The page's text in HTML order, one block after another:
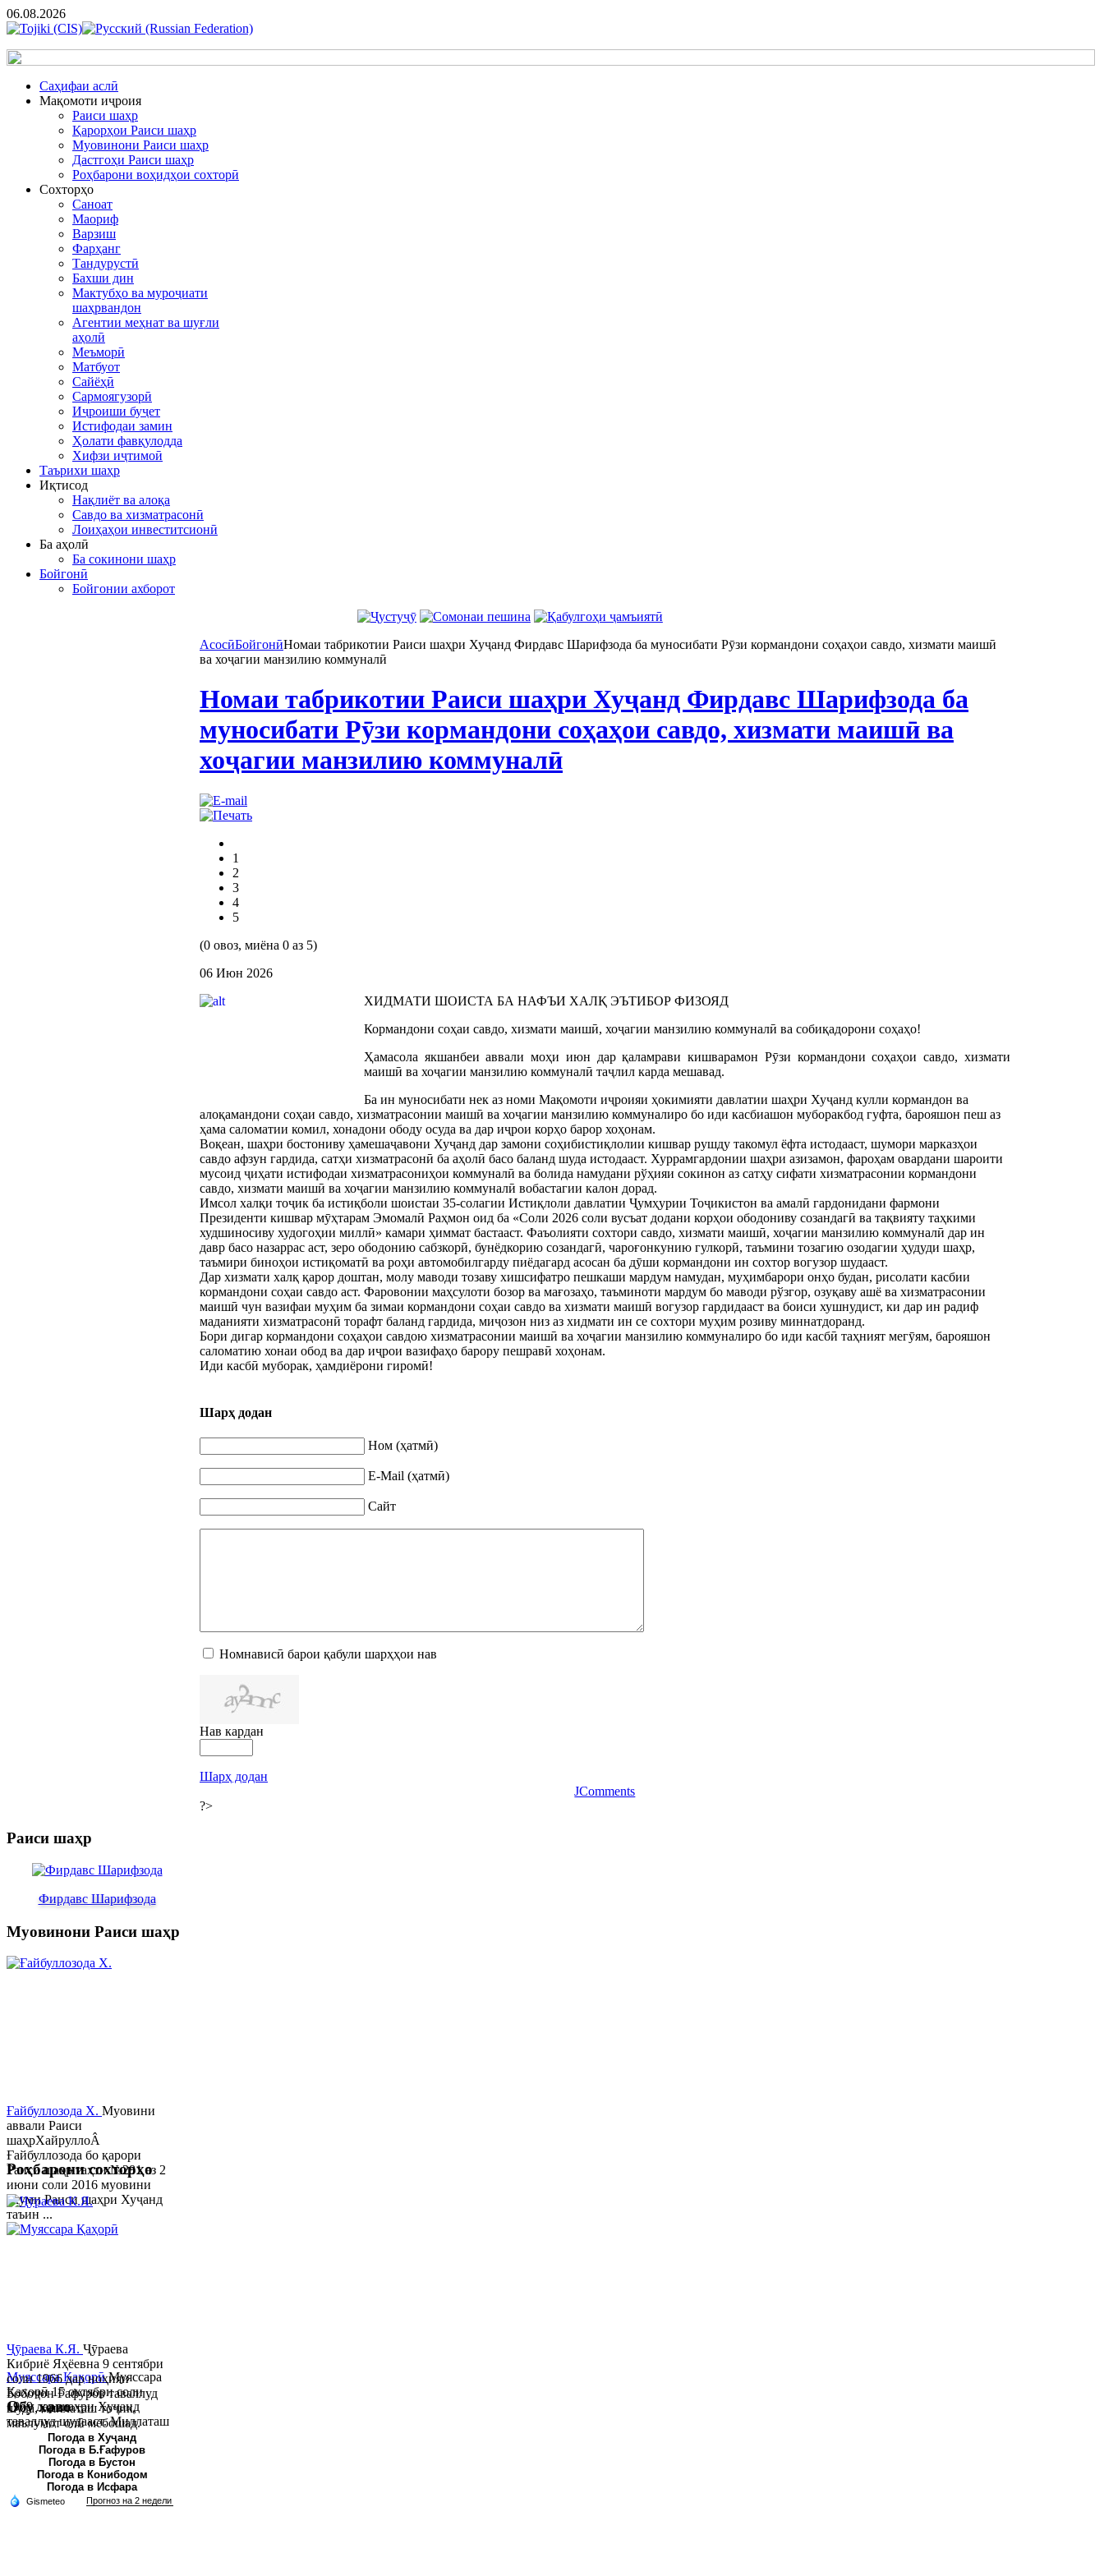
06.08.2026
Cаҳифаи аслӣ
Мақомоти иҷроия
Раиси шаҳр
Қарорҳои Раиси шаҳр
Муовинони Раиси шаҳр
Дастгоҳи Раиси шаҳр
Роҳбарони воҳидҳои сохторӣ
Сохторҳо
Саноат
Маориф
Варзиш
Фарҳанг
Тандурустӣ
Бахши дин
Мактубҳо ва муроҷиати
шаҳрвандон
Агентии меҳнат ва шуғли
аҳолӣ
Меъморӣ
Матбуот
Сайёҳӣ
Сармоягузорӣ
Иҷроиши буҷет
Истифодаи замин
Ҳолати фавқулодда
Хифзи иҷтимоӣ
Таърихи шаҳр
Иқтисод
Нақлиёт ва алоқа
Савдо ва хизматрасонӣ
Лоиҳаҳои инвеститсионӣ
Ба аҳолӣ
Ба сокинони шаҳр
Бойгонӣ
Бойгонии ахборот
АсосӣБойгонӣНомаи табрикотии Раиси шаҳри Хуҷанд Фирдавс Шарифзода ба муносибати Рӯзи кормандони соҳаҳои савдо, хизмати маишӣ
ва хоҷагии манзилию коммуналӣ
Номаи табрикотии Раиси шаҳри Хуҷанд Фирдавс Шарифзода ба
муносибати Рӯзи кормандони соҳаҳои савдо, хизмати маишӣ ва
хоҷагии манзилию коммуналӣ
1
2
3
4
5
(0 овоз, миёна 0 аз 5)
06 Июн 2026
ХИДМАТИ ШОИСТА БА НАФЪИ ХАЛҚ ЭЪТИБОР ФИЗОЯД
Кормандони соҳаи савдо, хизмати маишӣ, хоҷагии манзилию коммуналӣ ва собиқадорони соҳаҳо!
Ҳамасола якшанбеи аввали моҳи июн дар қаламрави кишварамон Рӯзи кормандони соҳаҳои савдо, хизмати
маишӣ ва хоҷагии манзилию коммуналӣ таҷлил карда мешавад.
Ба ин муносибати нек аз номи Мақомоти иҷроияи ҳокимияти давлатии шаҳри Хуҷанд кулли кормандон ва
алоқамандони соҳаи савдо, хизматрасонии маишӣ ва хоҷагии манзилию коммуналиро бо иди касбиашон муборакбод гуфта, барояшон пеш аз
ҳама саломатии комил, хонадони ободу осуда ва дар иҷрои корҳо барор хоҳонам.
Воқеан, шаҳри бостониву ҳамешаҷавони Хуҷанд дар замони соҳибистиқлолии кишвар рушду такомул ёфта истодааст, шумори марказҳои
савдо афзун гардида, сатҳи хизматрасонӣ ба аҳолӣ басо баланд шуда истодааст. Хуррамгардонии шаҳри азизамон, фароҳам овардани шароити
мусоид ҷиҳати истифодаи хизматрасониҳои коммуналӣ ва болида намудани рўҳияи сокинон аз сатҳу сифати хизматрасонии кормандони
савдо, хизмати маишӣ ва хоҷагии манзилию коммуналӣ вобастагии калон дорад.
Имсол халқи тоҷик ба истиқболи шоистаи 35-солагии Истиқлоли давлатии Ҷумҳурии Тоҷикистон ва амалӣ гардонидани фармони
Президенти кишвар мӯҳтарам Эмомалӣ Раҳмон оид ба «Соли 2026 соли вусъат додани корҳои ободониву созандагӣ ва тақвияту таҳкими
худшиносиву худогоҳии миллӣ» камари ҳиммат бастааст. Фаъолияти сохтори савдо, хизмати маишӣ, хоҷагии манзилию коммуналӣ дар ин
давр басо назаррас аст, зеро ободонию сабзкорӣ, бунёдкорию созандагӣ, чароғонкунию гулкорӣ, таъмини тозагию озодагии ҳудуди шаҳр,
таъмири биноҳои истиқоматӣ ва роҳи автомобилгарду пиёдагард асосан ба дӯши кормандони ин сохтор вогузор шудааст.
Дар хизмати халқ қарор доштан, молу маводи тозаву хишсифатро пешкаши мардум намудан, муҳимбарори онҳо будан, рисолати касбии
кормандони соҳаи савдо аст. Фаровонии маҳсулоти бозор ва мағозаҳо, таъминоти мардум бо маводи рўзгор, озуқаву ашё ва хизматрасонии
маишӣ чун вазифаи муҳим ба зимаи кормандони соҳаи савдо ва хизмати маишӣ вогузор гардидааст ва боиси хушнудист, ки дар ин радиф
маданияти хизматрасонӣ торафт баланд гардида, миҷозон низ аз хидмати ин се сохтори муҳим розиву миннатдоранд.
Бори дигар кормандони соҳаҳои савдою хизматрасонии маишӣ ва хоҷагии манзилию коммуналиро бо иди касбӣ таҳният мегӯям, барояшон
саломатию хонаи обод ва дар иҷрои вазифаҳо барору пешравӣ хоҳонам.
Иди касбӣ муборак, ҳамдиёрони гиромӣ!
Шарҳ додан
Ном (ҳатмӣ)
E-Mail (ҳатмӣ)
Сайт
Номнависӣ барои қабули шарҳҳои нав
Нав кардан
Шарҳ додан
JComments
?>
Раиси шаҳр
Фирдавс Шарифзода
Муовинони Раиси шаҳр
Ғайбуллозода Х. Муовини
аввали Раиси
шаҳрХайруллоÂ
Ғайбуллозода бо қарори
Раиси шаҳр таҳти №281 аз 2
июни соли 2016 муовини
якуми Раиси шаҳри Хуҷанд
таъин ...
Муяссара ҚаҳорӣМуяссара
Қаҳорӣ 15 октябри соли
1979 дар шаҳри Хуҷанд
таваллуд шудааст. Миллаташ
тоҷик. Маълумот олӣ. Соли
2002 Донишгоҳи давлатии
Хуҷанд ба...
Роҳбарони сохторҳо
Ҷӯраева К.Я. Ҷӯраева
Кибриё Яҳёевна 9 сентябри
соли 1966 дар ноҳияи
Бобоҷон Ғафуров таваллуд
шуда, миллаташ тоҷик,
маълумот олӣ мебошад.
Соли 1997 Донишг...
Обу хаво
Погода в Хуҷанд
Погода в Б.Ғафуров
Погода в Бустон
Погода в Конибодом
Погода в Исфара